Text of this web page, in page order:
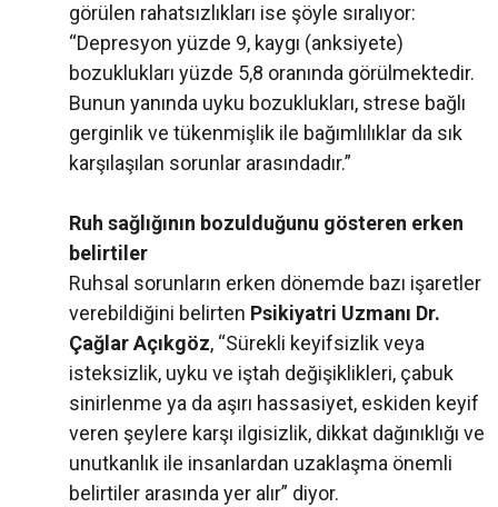
görülen rahatsızlıkları ise şöyle sıralıyor:
“Depresyon yüzde 9, kaygı (anksiyete)
bozuklukları yüzde 5,8 oranında görülmektedir.
Bunun yanında uyku bozuklukları, strese bağlı
gerginlik ve tükenmişlik ile bağımlılıklar da sık
karşılaşılan sorunlar arasındadır.”
Ruh sağlığının bozulduğunu gösteren erken
belirtiler
Ruhsal sorunların erken dönemde bazı işaretler
verebildiğini belirten Psikiyatri Uzmanı Dr.
Çağlar Açıkgöz, “Sürekli keyifsizlik veya
isteksizlik, uyku ve iştah değişiklikleri, çabuk
sinirlenme ya da aşırı hassasiyet, eskiden keyif
veren şeylere karşı ilgisizlik, dikkat dağınıklığı ve
unutkanlık ile insanlardan uzaklaşma önemli
belirtiler arasında yer alır” diyor.